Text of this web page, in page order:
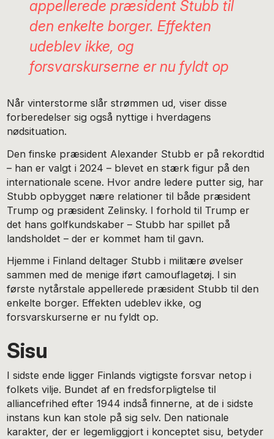
appellerede præsident Stubb til
den enkelte borger. Effekten
udeblev ikke, og
forsvarskurserne er nu fyldt op
Når vinterstorme slår strømmen ud, viser disse
forberedelser sig også nyttige i hverdagens
nødsituation.
Den finske præsident Alexander Stubb er på rekordtid
– han er valgt i 2024 – blevet en stærk figur på den
internationale scene. Hvor andre ledere putter sig, har
Stubb opbygget nære relationer til både præsident
Trump og præsident Zelinsky. I forhold til Trump er
det hans golfkundskaber – Stubb har spillet på
landsholdet – der er kommet ham til gavn.
Hjemme i Finland deltager Stubb i militære øvelser
sammen med de menige iført camouflagetøj. I sin
første nytårstale appellerede præsident Stubb til den
enkelte borger. Effekten udeblev ikke, og
forsvarskurserne er nu fyldt op.
Sisu
I sidste ende ligger Finlands vigtigste forsvar netop i
folkets vilje. Bundet af en fredsforpligtelse til
alliancefrihed efter 1944 indså finnerne, at de i sidste
instans kun kan stole på sig selv. Den nationale
karakter, der er legemliggjort i konceptet sisu, betyder